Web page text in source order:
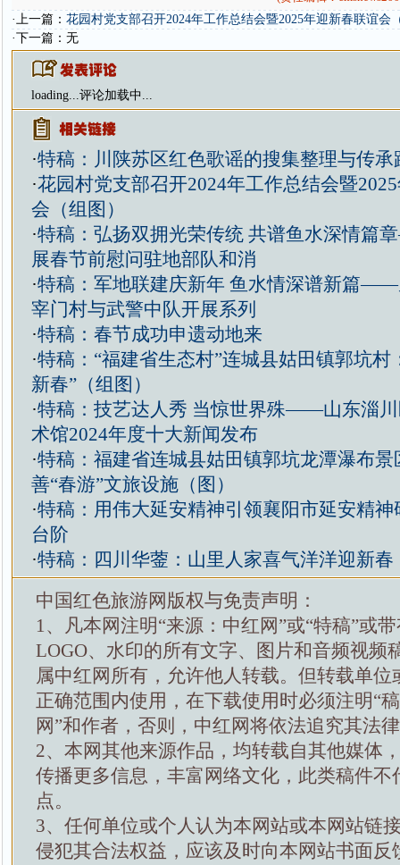
·上一篇： 花园村党支部召开2024年工作总结会暨2025年迎新春联谊会
·下一篇：无
loading...评论加载中...
·特稿：川陕苏区红色歌谣的搜集整理与传承
·花园村党支部召开2024年工作总结会暨
会（组图）
·特稿：弘扬双拥光荣传统 共谱鱼水深情篇
展春节前慰问驻地部队和消
·特稿：军地联建庆新年 鱼水情深谱新篇——
宰门村与武警中队开展系列
·特稿：春节成功申遗动地来
·特稿：“福建省生态村”连城县姑田镇郭坑村
新春”（组图）
·特稿：技艺达人秀 当惊世界殊——山东淄川
术馆2024年度十大新闻发布
·特稿：福建省连城县姑田镇郭坑龙潭瀑布景
善“春游”文旅设施（图）
·特稿：用伟大延安精神引领襄阳市延安精神
台阶
·特稿：四川华蓥：山里人家喜气洋洋迎新春
中国红色旅游网版权与免责声明：
1、凡本网注明“来源：中红网”或“特稿”或
LOGO、水印的所有文字、图片和音频视频
属中红网所有，允许他人转载。但转载单位
正确范围内使用，在下载使用时必须注明“
网”和作者，否则，中红网将依法追究其法
2、本网其他来源作品，均转载自其他媒体
传播更多信息，丰富网络文化，此类稿件不
点。
3、任何单位或个人认为本网站或本网站链
侵犯其合法权益，应该及时向本网站书面反